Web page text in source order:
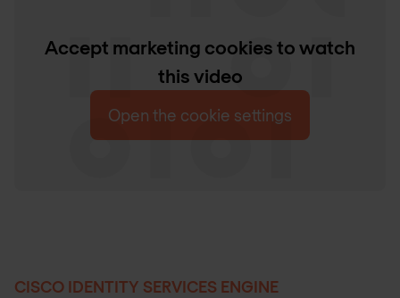
Accept marketing cookies to watch
this video
Open the cookie settings
CISCO IDENTITY SERVICES ENGINE